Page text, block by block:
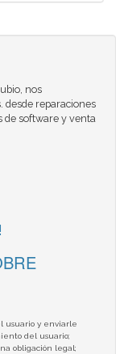
nos
desde reparaciones
de software y venta
usuario y enviarle
del usuario;
obligación legal;